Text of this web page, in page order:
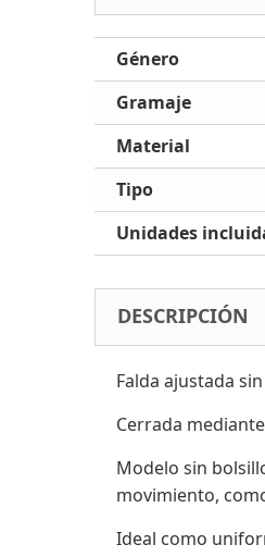
Género
Gramaje
Material
Tipo
Unidades
DESCRIPCIÓN
Falda ajustada
Cerrada
Modelo sin
movimiento,
Ideal como